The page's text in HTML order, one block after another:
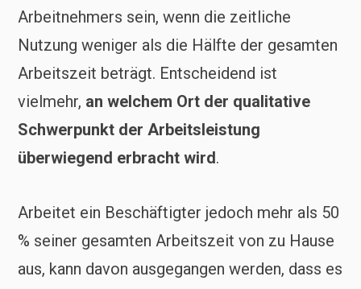
Arbeitnehmers sein, wenn die zeitliche
Nutzung weniger als die Hälfte der gesamten
Arbeitszeit beträgt. Entscheidend ist
vielmehr, an welchem Ort der qualitative
Schwerpunkt der Arbeitsleistung
überwiegend erbracht wird.
Arbeitet ein Beschäftigter jedoch mehr als 50
% seiner gesamten Arbeitszeit von zu Hause
aus, kann davon ausgegangen werden, dass es